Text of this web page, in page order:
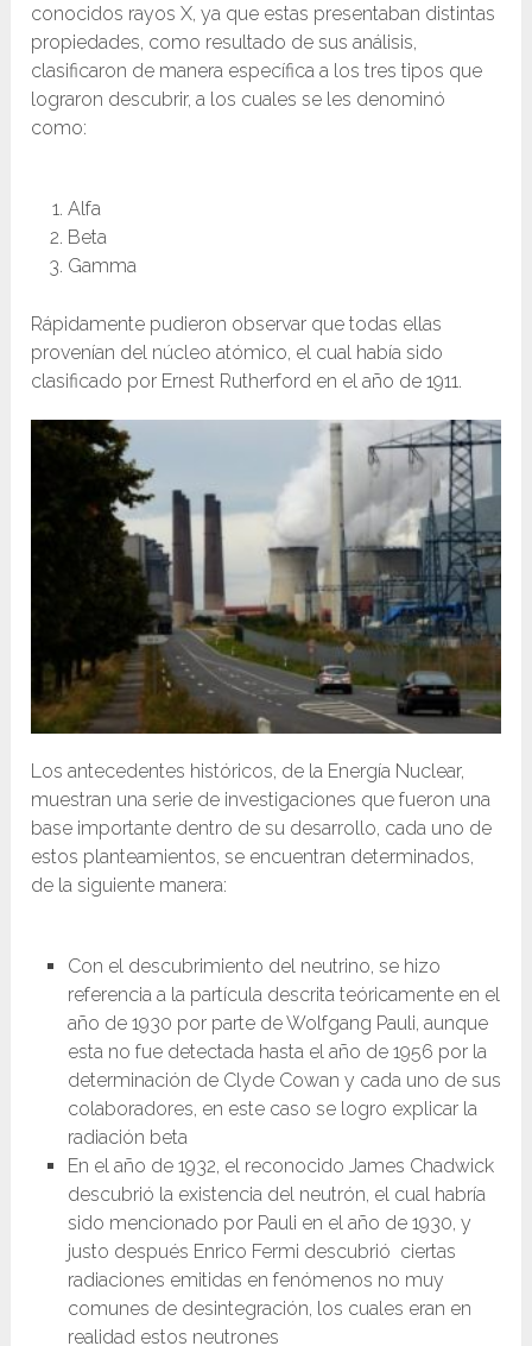
conocidos rayos X, ya que estas presentaban distintas
propiedades, como resultado de sus análisis,
clasificaron de manera específica a los tres tipos que
lograron descubrir, a los cuales se les denominó
como:
Alfa
Beta
Gamma
Rápidamente pudieron observar que todas ellas
provenían del núcleo atómico, el cual había sido
clasificado por Ernest Rutherford en el año de 1911.
Los antecedentes históricos, de la Energía Nuclear,
muestran una serie de investigaciones que fueron una
base importante dentro de su desarrollo, cada uno de
estos planteamientos, se encuentran determinados,
de la siguiente manera:
Con el descubrimiento del neutrino, se hizo
referencia a la partícula descrita teóricamente en el
año de 1930 por parte de Wolfgang Pauli, aunque
esta no fue detectada hasta el año de 1956 por la
determinación de Clyde Cowan y cada uno de sus
colaboradores, en este caso se logro explicar la
radiación beta
En el año de 1932, el reconocido James Chadwick
descubrió la existencia del neutrón, el cual habría
sido mencionado por Pauli en el año de 1930, y
justo después Enrico Fermi descubrió ciertas
radiaciones emitidas en fenómenos no muy
comunes de desintegración, los cuales eran en
realidad estos neutrones